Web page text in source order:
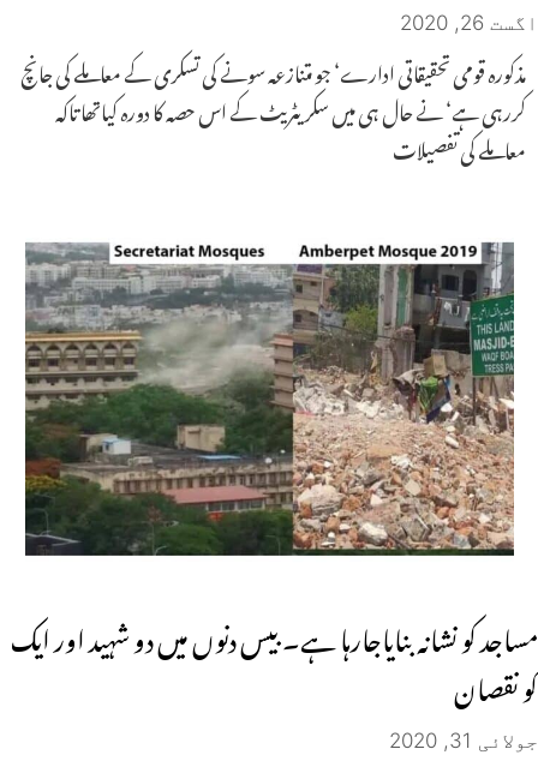
اگست 26, 2020
مذکورہ قومی تحقیقاتی ادارے‘ جو متنازعہ سونے کی تسکری کے معاملے کی جانچ
کررہی ہے‘ نے حال ہی میں سکریٹریٹ کے اس حصہ کا دورہ کیاتھا تاکہ
معاملے کی تفصیلات
مساجد کو نشانہ بنایاجارہا ہے۔بیس دنوں میں دو شہید اور ایک
کو نقصان
جولائی 31, 2020